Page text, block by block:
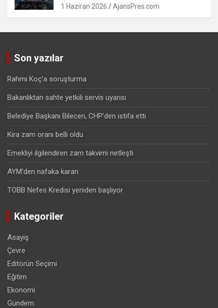
1 Haziran 2026 AjansPres.com
Son yazılar
Rahmi Koç’a soruşturma
Bakanlıktan sahte yetkili servis uyarısı
Belediye Başkanı Bilecen, CHP’den istifa etti
Kira zam oranı belli oldu
Emekliyi ilgilendiren zam takvimi netleşti
AYM’den nafaka kararı
TOBB Nefes Kredisi yeniden başlıyor
Kategoriler
Asayiş
Çevre
Editörün Seçimi
Eğitim
Ekonomi
Gündem